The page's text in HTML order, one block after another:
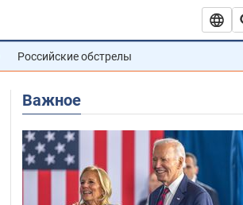
Российские обстрелы
Важное